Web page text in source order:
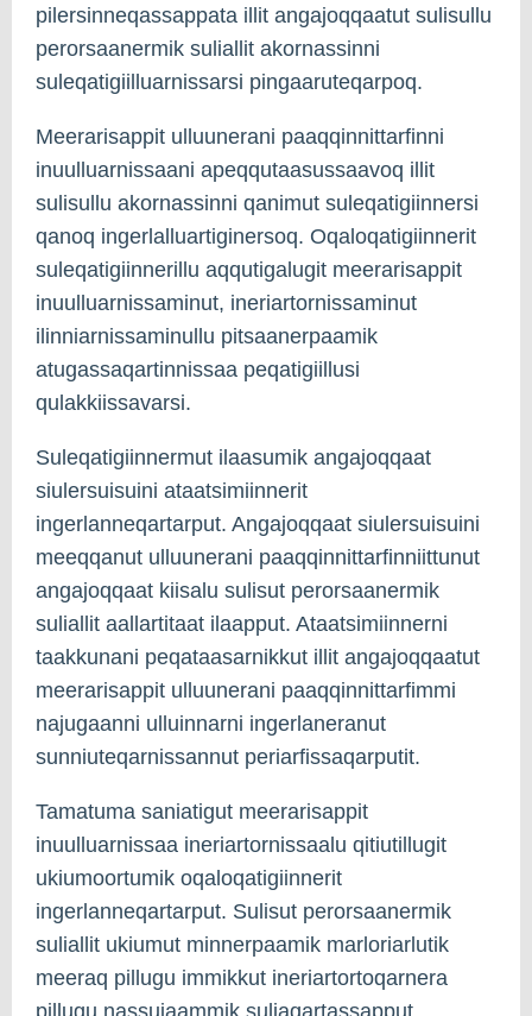
pilersinneqassappata illit angajoqqaatut sulisullu
perorsaanermik suliallit akornassinni
suleqatigiilluarnissarsi pingaaruteqarpoq.
Meerarisappit ulluunerani paaqqinnittarfinni
inuulluarnissaani apeqqutaasussaavoq illit
sulisullu akornassinni qanimut suleqatigiinnersi
qanoq ingerlalluartiginersoq. Oqaloqatigiinnerit
suleqatigiinnerillu aqqutigalugit meerarisappit
inuulluarnissaminut, ineriartornissaminut
ilinniarnissaminullu pitsaanerpaamik
atugassaqartinnissaa peqatigiillusi
qulakkiissavarsi.
Suleqatigiinnermut ilaasumik angajoqqaat
siulersuisuini ataatsimiinnerit
ingerlanneqartarput. Angajoqqaat siulersuisuini
meeqqanut ulluunerani paaqqinnittarfinniittunut
angajoqqaat kiisalu sulisut perorsaanermik
suliallit aallartitaat ilaapput. Ataatsimiinnerni
taakkunani peqataasarnikkut illit angajoqqaatut
meerarisappit ulluunerani paaqqinnittarfimmi
najugaanni ulluinnarni ingerlaneranut
sunniuteqarnissannut periarfissaqarputit.
Tamatuma saniatigut meerarisappit
inuulluarnissaa ineriartornissaalu qitiutillugit
ukiumoortumik oqaloqatigiinnerit
ingerlanneqartarput. Sulisut perorsaanermik
suliallit ukiumut minnerpaamik marloriarlutik
meeraq pillugu immikkut ineriartortoqarnera
pillugu nassuiaammik suliaqartassapput.